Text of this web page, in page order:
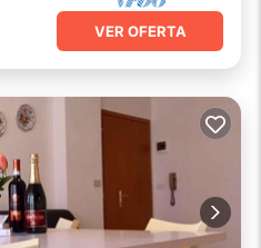
VER OFERTA